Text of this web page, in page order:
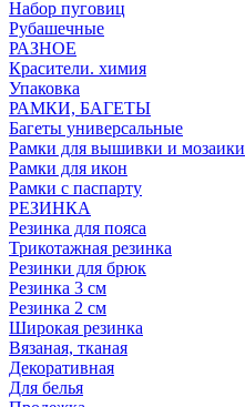
Набор пуговиц
Рубашечные
РАЗНОЕ
Красители. химия
Упаковка
РАМКИ, БАГЕТЫ
Багеты универсальные
Рамки для вышивки и мозаики
Рамки для икон
Рамки с паспарту
РЕЗИНКА
Резинка для пояса
Трикотажная резинка
Резинки для брюк
Резинка 3 см
Резинка 2 см
Широкая резинка
Вязаная, тканая
Декоративная
Для белья